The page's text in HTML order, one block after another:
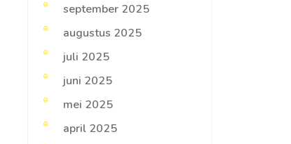
september 2025
augustus 2025
juli 2025
juni 2025
mei 2025
april 2025